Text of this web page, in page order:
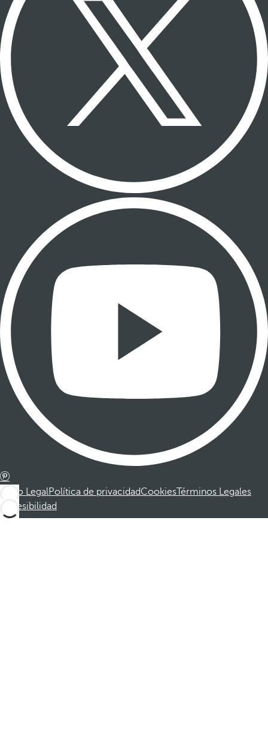
Aviso LegalPolítica de privacidadCookiesTérminos Legales
Accesibilidad